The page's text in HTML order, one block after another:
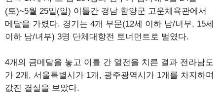
(토)~5월 25일(일) 이틀간 경남 함양군 고운체육관에서
메달을 가렸다. 경기는 4개 부문(12세 이하 남/녀부, 15세
이하 남/녀부) 3명 단체대항전 토너먼트로 벌였다.
4개의 금메달을 놓고 이틀 간 열전을 치른 결과 전라남도
가 2개, 서울특별시가 1개, 광주광역시가 1개를 차지하며
값진 결실을 보았다.